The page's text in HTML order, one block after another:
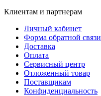
Клиентам и партнерам
Личный кабинет
Форма обратной связи
Доставка
Оплата
Сервисный центр
Отложенный товар
Поставщикам
Конфиденциальность